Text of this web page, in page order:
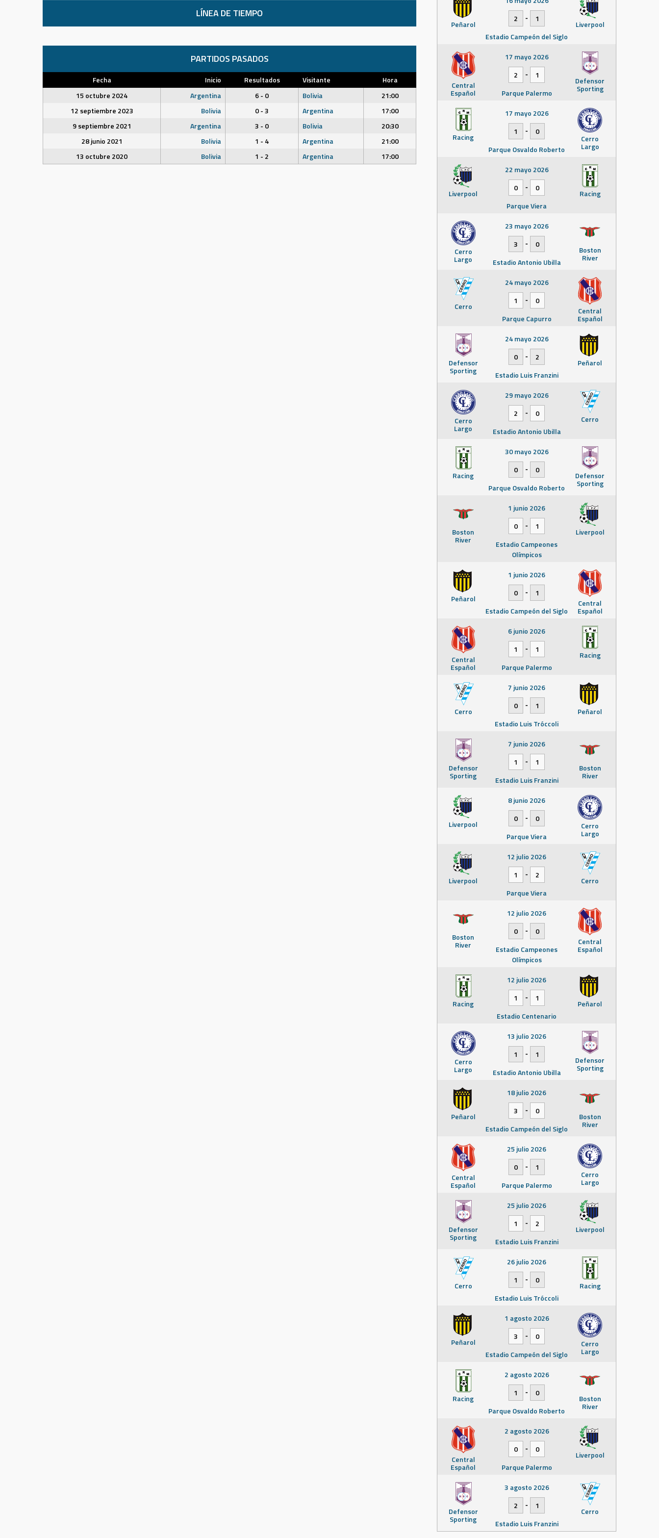
LÍNEA DE TIEMPO
PARTIDOS PASADOS
Fecha Inicio Resultados Visitante
Hora
15 octubre 2024
Argentina 6 - 0 Bolivia
21:00
12 septiembre 2023
Bolivia 0 - 3 Argentina
17:00
9 septiembre 2021
Argentina 3 - 0 Bolivia
20:30
28 junio 2021
Bolivia 1 - 4 Argentina
21:00
13 octubre 2020
Bolivia 1 - 2 Argentina 17:00
Peñarol Liverpool
2
-
1
Estadio Campeón del Siglo
Central
Español
Defensor
Sporting
17 mayo 2026
2
-
1
Parque Palermo
Racing Cerro
Largo
17 mayo 2026
1
-
0
Parque Osvaldo Roberto
Liverpool Racing
22 mayo 2026
0
-
0
Parque Viera
Cerro
Largo
Boston
River
23 mayo 2026
3
-
0
Estadio Antonio Ubilla
Cerro Central
Español
24 mayo 2026
1
-
0
Parque Capurro
Defensor
Sporting
Peñarol
24 mayo 2026
0
-
2
Estadio Luis Franzini
Cerro
Largo
Cerro
29 mayo 2026
2
-
0
Estadio Antonio Ubilla
Racing Defensor
Sporting
30 mayo 2026
0
-
0
Parque Osvaldo Roberto
Boston
River
Liverpool
1 junio 2026
0
-
1
Estadio Campeones
Olímpicos
Peñarol Central
Español
1 junio 2026
0
-
1
Estadio Campeón del Siglo
Central
Español
Racing
6 junio 2026
1
-
1
Parque Palermo
Cerro Peñarol
7 junio 2026
0
-
1
Estadio Luis Tróccoli
Defensor
Sporting
Boston
River
7 junio 2026
1
-
1
Estadio Luis Franzini
Liverpool Cerro
Largo
8 junio 2026
0
-
0
Parque Viera
Liverpool Cerro
12 julio 2026
1
-
2
Parque Viera
Boston
River Central
Español
12 julio 2026
0
-
0
Estadio Campeones
Olímpicos
Racing Peñarol
12 julio 2026
1
-
1
Estadio Centenario
Cerro
Largo
Defensor
Sporting
13 julio 2026
1
-
1
Estadio Antonio Ubilla
Peñarol Boston
River
18 julio 2026
3
-
0
Estadio Campeón del Siglo
Central
Español
Cerro
Largo
25 julio 2026
0
-
1
Parque Palermo
Defensor
Sporting
Liverpool
25 julio 2026
1
-
2
Estadio Luis Franzini
Cerro Racing
26 julio 2026
1
-
0
Estadio Luis Tróccoli
Peñarol Cerro
Largo
1 agosto 2026
3
-
0
Estadio Campeón del Siglo
Racing Boston
River
2 agosto 2026
1
-
0
Parque Osvaldo Roberto
Central
Español
Liverpool
2 agosto 2026
0
-
0
Parque Palermo
Defensor
Sporting
Cerro
3 agosto 2026
2
-
1
Estadio Luis Franzini